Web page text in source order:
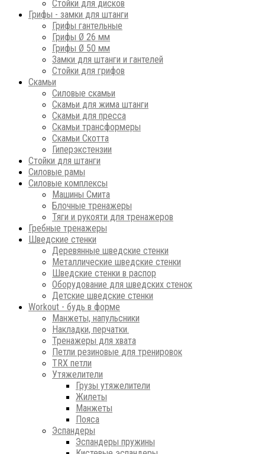
Стойки для дисков
Грифы - замки для штанги
Грифы гантельные
Грифы Ø 26 мм
Грифы Ø 50 мм
Замки для штанги и гантелей
Стойки для грифов
Скамьи
Силовые скамьи
Скамьи для жима штанги
Скамьи для пресса
Скамьи трансформеры
Скамьи Скотта
Гиперэкстензии
Стойки для штанги
Силовые рамы
Силовые комплексы
Машины Смита
Блочные тренажеры
Тяги и рукояти для тренажеров
Гребные тренажеры
Шведские стенки
Деревянные шведские стенки
Металлические шведские стенки
Шведские стенки в распор
Оборудование для шведских стенок
Детские шведские стенки
Workout - будь в форме
Манжеты, напульсники
Накладки, перчатки.
Тренажеры для хвата
Петли резиновые для тренировок
ТRХ петли
Утяжелители
Грузы утяжелители
Жилеты
Манжеты
Пояса
Эспандеры
Эспандеры пружины